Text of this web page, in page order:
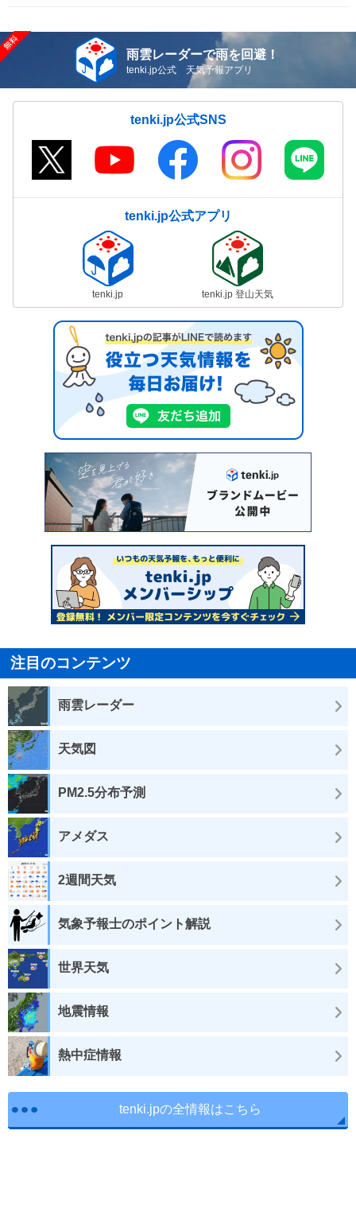
雨雲レーダーで雨を回避！
tenki.jp公式 天気予報アプリ
tenki.jp公式SNS
tenki.jp公式アプリ
tenki.jp tenki.jp 登山天気
注目のコンテンツ
雨雲レーダー
天気図
PM2.5分布予測
アメダス
2週間天気
気象予報士のポイント解説
世界天気
地震情報
熱中症情報
tenki.jpの全情報はこちら